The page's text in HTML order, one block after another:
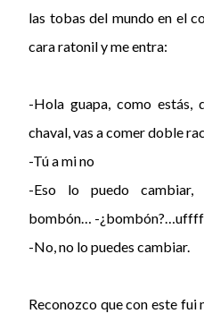
las tobas del mundo en el
cara ratonil y me entra:
-Hola guapa, como
chaval, vas a comer doble
-Tú a mi no
-Eso lo puedo
bombón… -
-No, no lo puedes cambiar.
Reconozco que con este fui